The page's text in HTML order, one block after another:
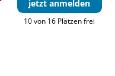
jetzt anmelden
10 von 16 Plätzen frei